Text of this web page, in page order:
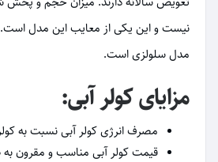
نیست و این یکی از معایب این مدل
مدل سلولزی است.
مزایای کولر آبی:
مصرف انرژی کولر آبی نسبت به
قیمت کولر آبی مناسب و مقرون